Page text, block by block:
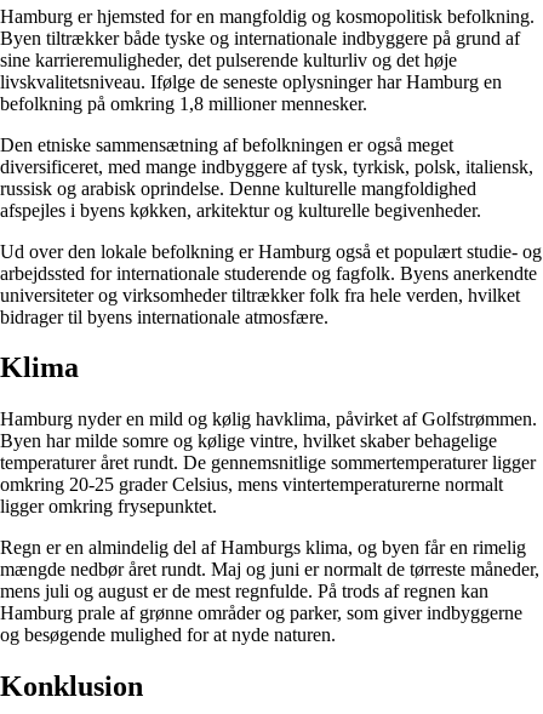
Hamburg er hjemsted for en mangfoldig og kosmopolitisk befolkning.
Byen tiltrækker både tyske og internationale indbyggere på grund af
sine karrieremuligheder, det pulserende kulturliv og det høje
livskvalitetsniveau. Ifølge de seneste oplysninger har Hamburg en
befolkning på omkring 1,8 millioner mennesker.
Den etniske sammensætning af befolkningen er også meget
diversificeret, med mange indbyggere af tysk, tyrkisk, polsk, italiensk,
russisk og arabisk oprindelse. Denne kulturelle mangfoldighed
afspejles i byens køkken, arkitektur og kulturelle begivenheder.
Ud over den lokale befolkning er Hamburg også et populært studie- og
arbejdssted for internationale studerende og fagfolk. Byens anerkendte
universiteter og virksomheder tiltrækker folk fra hele verden, hvilket
bidrager til byens internationale atmosfære.
Klima
Hamburg nyder en mild og kølig havklima, påvirket af Golfstrømmen.
Byen har milde somre og kølige vintre, hvilket skaber behagelige
temperaturer året rundt. De gennemsnitlige sommertemperaturer ligger
omkring 20-25 grader Celsius, mens vintertemperaturerne normalt
ligger omkring frysepunktet.
Regn er en almindelig del af Hamburgs klima, og byen får en rimelig
mængde nedbør året rundt. Maj og juni er normalt de tørreste måneder,
mens juli og august er de mest regnfulde. På trods af regnen kan
Hamburg prale af grønne områder og parker, som giver indbyggerne
og besøgende mulighed for at nyde naturen.
Konklusion